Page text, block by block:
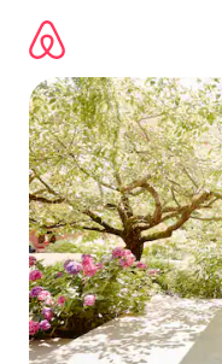
contenido